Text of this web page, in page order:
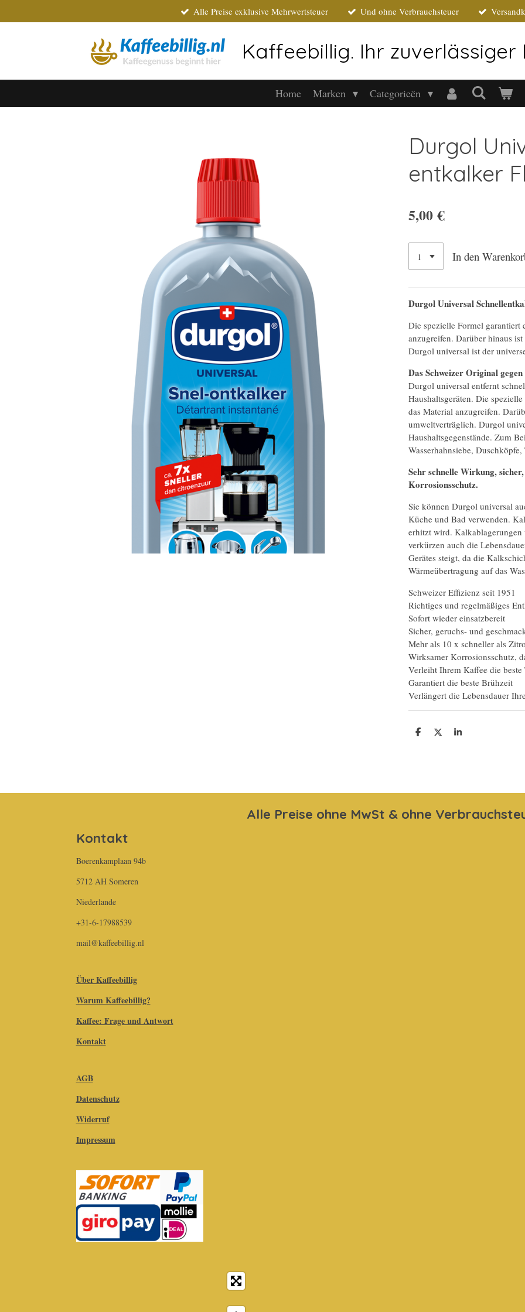
Hauptinhalt
Alle Preise exklusive Mehrwertsteuer Und ohne Verbrauchsteuer
Kaffeebillig. Ihr
Home Marken Categorieën
Durgol
entkalker
5,00 €
In den
Durgol Universal
Die spezielle Formel
anzugreifen. Darüber hinaus
Durgol universal ist der
Das Schweizer Original
Durgol universal entfernt
Haushaltsgeräten. Die
das Material anzugreifen.
umweltverträglich. Durgol
Haushaltsgegenstände. Zum
Wasserhahnsiebe,
Sehr schnelle Wirkung,
Korrosionsschutz.
Sie können Durgol universal
Küche und Bad verwenden.
erhitzt wird. Kalkablagerungen
verkürzen auch die
Gerätes steigt, da die
Wärmeübertragung auf das
Schweizer Effizienz seit 1951
Richtiges und regelmäßiges
Sofort wieder einsatzbereit
Sicher, geruchs- und
Mehr als 10 x schneller als
Wirksamer Korrosionsschutz,
Verleiht Ihrem Kaffee die beste
Garantiert die beste Brühzeit
Verlängert die Lebensdauer
T
T
T
Alle Preise ohne MwSt & ohne
Kontakt
Boerenkamplaan 94b
5712 AH Someren
Niederlande
+31-6-17988539
mail@kaffeebillig.nl
Über Kaffeebillig
Warum Kaffeebillig?
Kaffee: Frage und Antwort
Kontakt
AGB
Datenschutz
Widerruf
Impressum